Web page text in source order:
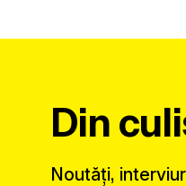
Din
Noutăți,